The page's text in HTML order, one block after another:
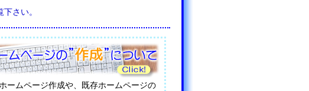
さい。
ームページ作成や、既存ホームページの